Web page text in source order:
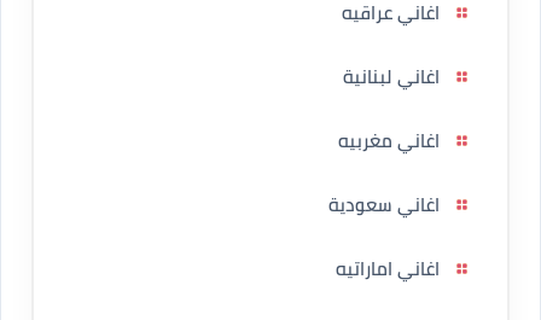
اغاني عراقيه
اغاني لبنانية
اغاني مغربيه
اغاني سعودية
اغاني اماراتيه